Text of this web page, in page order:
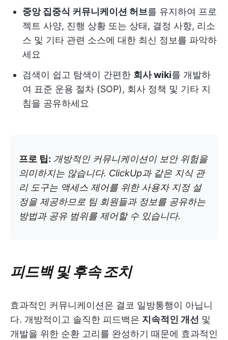
중앙 집중식 커뮤니케이션 허브를 유지하여 프로
젝트 사양, 진행 상황 또는 상태, 결정 사항, 리소
스 및 기타 관련 소스에 대한 최신 정보를 파악하
세요
검색이 쉽고 탐색이 간편한 회사 wiki를 개발하
여 표준 운용 절차 (SOP), 회사 정책 및 기타 지
침을 공유하세요
프로 팁: 개방적인 커뮤니케이션이 보안 위험을
의미하지는 않습니다. ClickUp과 같은 지식 관
리 도구는 액세스 제어를 위한 사용자 지정 설
정을 제공하므로 팀 회원들과 정보를 공유하는
방법과 공유 범위를 제어할 수 있습니다.
피드백 및 후속 조치
효과적인 커뮤니케이션은 결코 일방통행이 아닙니
다. 개방적이고 솔직한 피드백은 지속적인 개선 및
개발을 위한 순환 고리를 완성하기 때문에 효과적인